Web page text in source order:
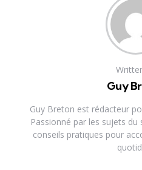
Guy
Guy Breton est rédacteur
Passionné par les sujets
conseils pratiques pour